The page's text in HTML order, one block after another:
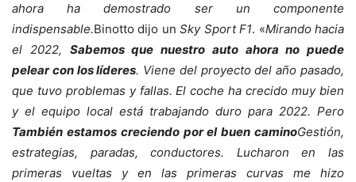
ahora ha demostrado ser un componente
indispensable.Binotto dijo unSky Sport F1. «Mirando hacia
el 2022, Sabemos que nuestro auto ahora no puede
pelear con los líderes. Viene del proyecto del año pasado,
que tuvo problemas y fallas. El coche ha crecido muy bien
y el equipo local está trabajando duro para 2022. Pero
También estamos creciendo por el buen caminoGestión,
estrategias, paradas, conductores. Lucharon en las
primeras vueltas y en las primeras curvas me hizo